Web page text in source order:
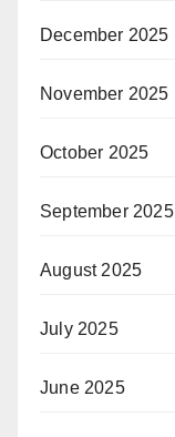
December 2025
November 2025
October 2025
September 2025
August 2025
July 2025
June 2025